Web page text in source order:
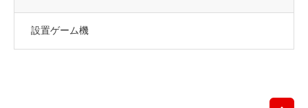
設置ゲーム機